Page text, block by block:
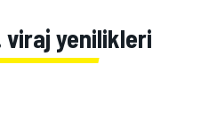
viraj yenilikleri